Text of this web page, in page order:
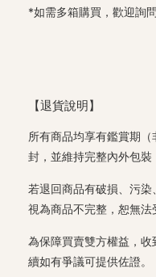
*如需多箱購買，歡迎詢
【退貨說明】
所有商品均享有鑑賞期
封，並維持完整內外包裝
若退回商品有破損、污
視為商品不完整，恕無法
為保障買賣雙方權益，
續如有爭議可提供佐證。